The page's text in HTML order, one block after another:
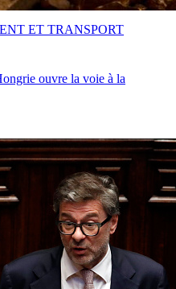
ouvre la voie à la
ET TRANSPORT